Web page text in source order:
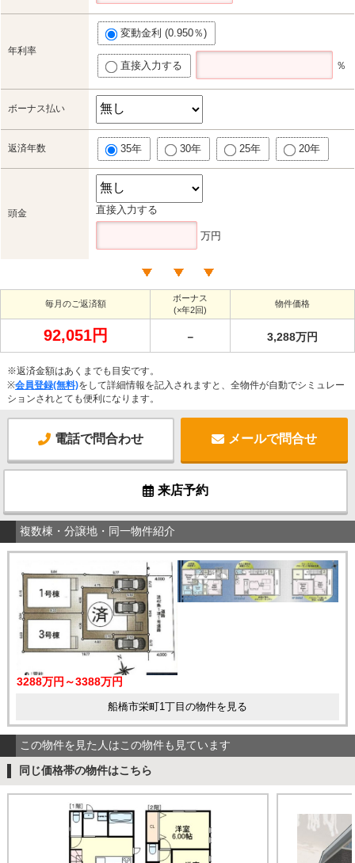
年利率
変動金利 (0.950％)
直接入力する ％
ボーナス払い
返済年数 35年 30年 25年 20年
頭金 直接入力する
万円
毎月のご返済額
ボーナス
(×年2回)
物件価格
92,051円 － 3,288万円
※返済金額はあくまでも目安です。
※会員登録(無料)をして詳細情報を記入されますと、全物件が自動でシミュレー
ションされとても便利になります。
電話で問合わせ メールで問合せ
来店予約
複数棟・分譲地・同一物件紹介
3288万円～3388万円
船橋市栄町1丁目の物件を見る
この物件を見た人はこの物件も見ています
同じ価格帯の物件はこちら